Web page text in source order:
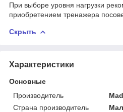
При выборе уровня нагрузки
приобретением тренажера
Скрыть
Характеристики
Основные
Производитель
Страна производитель